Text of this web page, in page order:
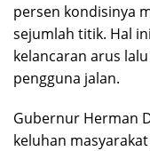
persen kondisinya
sejumlah titik. Hal
kelancaran arus
pengguna jalan.
Gubernur Herman
keluhan